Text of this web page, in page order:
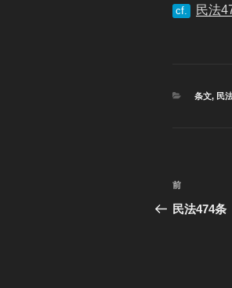
cf. 民法
カ
条文, 民
投
稿
過
去
前
民法474